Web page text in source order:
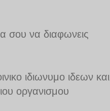
σου να διαφωνεις
ιδιωνυμο ιδεων και
οργανισμου